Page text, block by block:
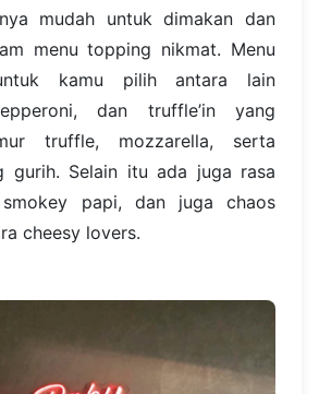
mudah untuk dimakan dan
menu topping nikmat. Menu
kamu pilih antara lain
dan truffle’in yang
truffle, mozzarella, serta
gurih. Selain itu ada juga rasa
papi, dan juga chaos
cheesy lovers.